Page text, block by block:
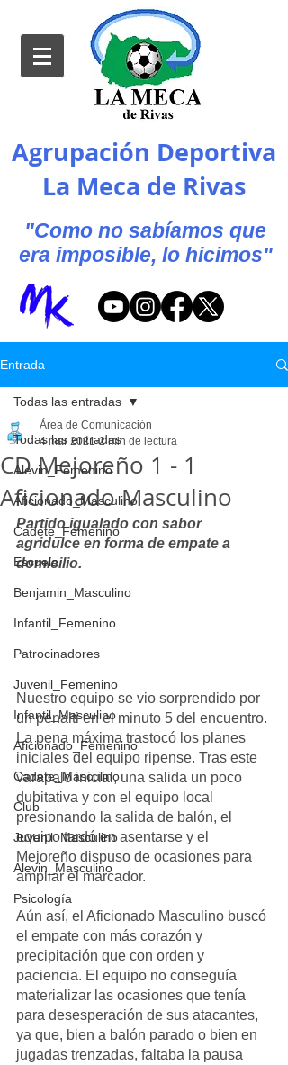
Agrupación Deportiva
La Meca de Rivas
"Como no sabíamos que
era imposible, lo hicimos"
Entrada
Todas las entradas
Alevin_Femenino
Aficionado_Masculino
Cadete_Femenino
Escuela
Benjamin_Masculino
Infantil_Femenino
Patrocinadores
Juvenil_Femenino
Infantil_Masculino
Aficionado_Femenino
Cadete_Masculino
Club
Juvenil_Masculino
Alevin_Masculino
Psicología
Todas las entradas
CD Mejoreño 1 - 1
Aficionado Masculino
Área de Comunicación
4 mar 2021 2 min de lectura
Partido igualado con sabor
agridulce en forma de empate a
domicilio.
Nuestro equipo se vio sorprendido por
un penalti en el minuto 5 del encuentro.
La pena máxima trastocó los planes
iniciales del equipo ripense. Tras este
varapalo inicial, una salida un poco
dubitativa y con el equipo local
presionando la salida de balón, el
equipo tardó en asentarse y el
Mejoreño dispuso de ocasiones para
ampliar el marcador.
Aún así, el Aficionado Masculino buscó
el empate con más corazón y
precipitación que con orden y
paciencia. El equipo no conseguía
materializar las ocasiones que tenía
para desesperación de sus atacantes,
ya que, bien a balón parado o bien en
jugadas trenzadas, faltaba la pausa